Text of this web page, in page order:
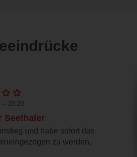
– 20:20
Seethaler
und habe sofort das
zu werden,